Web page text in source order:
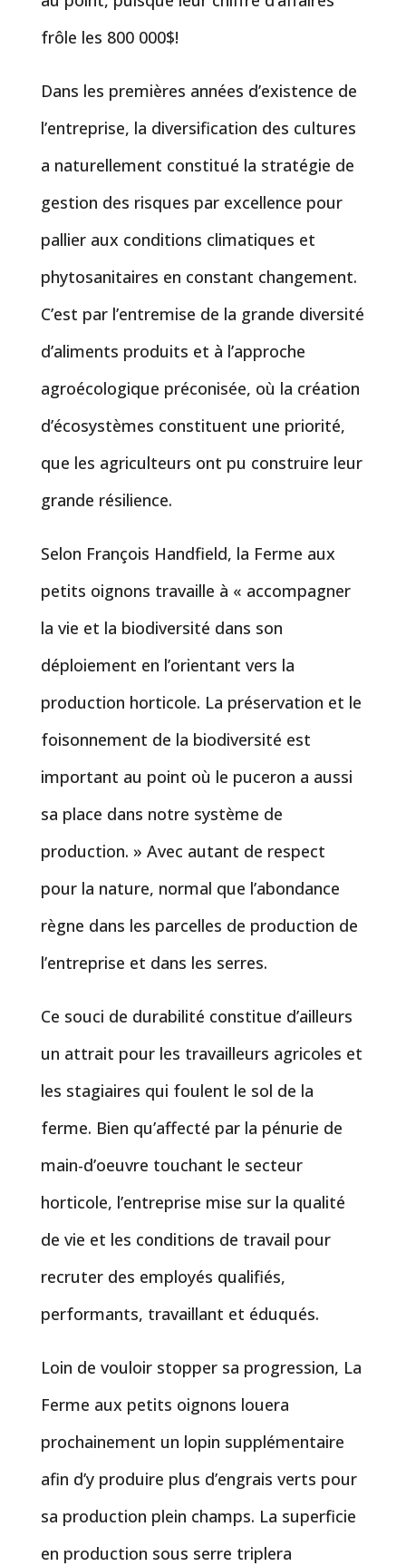
frôle les 800 000$!
Dans les premières années d’existence de
l’entreprise, la diversification des cultures
a naturellement constitué la stratégie de
gestion des risques par excellence pour
pallier aux conditions climatiques et
phytosanitaires en constant changement.
C’est par l’entremise de la grande diversité
d’aliments produits et à l’approche
agroécologique préconisée, où la création
d’écosystèmes constituent une priorité,
que les agriculteurs ont pu construire leur
grande résilience.
Selon François Handfield, la Ferme aux
petits oignons travaille à « accompagner
la vie et la biodiversité dans son
déploiement en l’orientant vers la
production horticole. La préservation et le
foisonnement de la biodiversité est
important au point où le puceron a aussi
sa place dans notre système de
production. » Avec autant de respect
pour la nature, normal que l’abondance
règne dans les parcelles de production de
l’entreprise et dans les serres.
Ce souci de durabilité constitue d’ailleurs
un attrait pour les travailleurs agricoles et
les stagiaires qui foulent le sol de la
ferme. Bien qu’affecté par la pénurie de
main-d’oeuvre touchant le secteur
horticole, l’entreprise mise sur la qualité
de vie et les conditions de travail pour
recruter des employés qualifiés,
performants, travaillant et éduqués.
Loin de vouloir stopper sa progression, La
Ferme aux petits oignons louera
prochainement un lopin supplémentaire
afin d’y produire plus d’engrais verts pour
sa production plein champs. La superficie
en production sous serre triplera